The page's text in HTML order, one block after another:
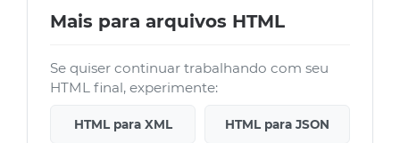
Mais para arquivos HTML
Se quiser continuar trabalhando com seu
HTML final, experimente:
HTML para XML HTML para JSON